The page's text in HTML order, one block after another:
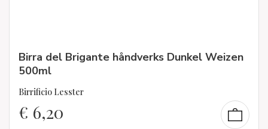
Birra del Brigante håndverks Dunkel Weizen
500ml
Birrificio Lesster
€ 6,20